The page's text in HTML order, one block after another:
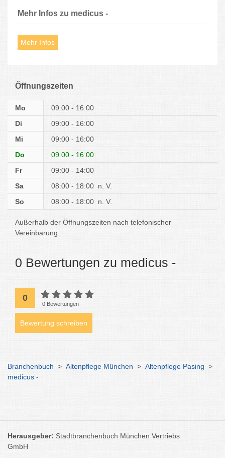
Mehr Infos zu medicus -
Mehr Infos
Öffnungszeiten
Mo
09:00 - 16:00
Di
09:00 - 16:00
Mi
09:00 - 16:00
Do
09:00 - 16:00
Fr
09:00 - 14:00
Sa
08:00 - 18:00 n. V.
So
08:00 - 18:00 n. V.
Außerhalb der Öffnungszeiten nach telefonischer
Vereinbarung.
0 Bewertungen zu medicus -
0
0 Bewertungen
Bewertung schreiben
Branchenbuch > Altenpflege München > Altenpflege Pasing >
medicus -
Herausgeber: Stadtbranchenbuch München Vertriebs
GmbH